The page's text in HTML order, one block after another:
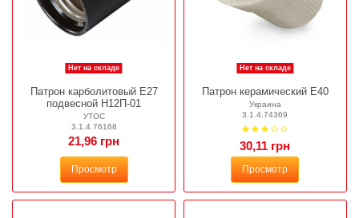
Нет на складе
Патрон карболитовый Е27
подвесной Н12П-01
УТОС
3.1.4.76168
21,96 грн
Просмотр
Нет на складе
Патрон керамический Е40
Украина
3.1.4.74369
30,11 грн
Просмотр